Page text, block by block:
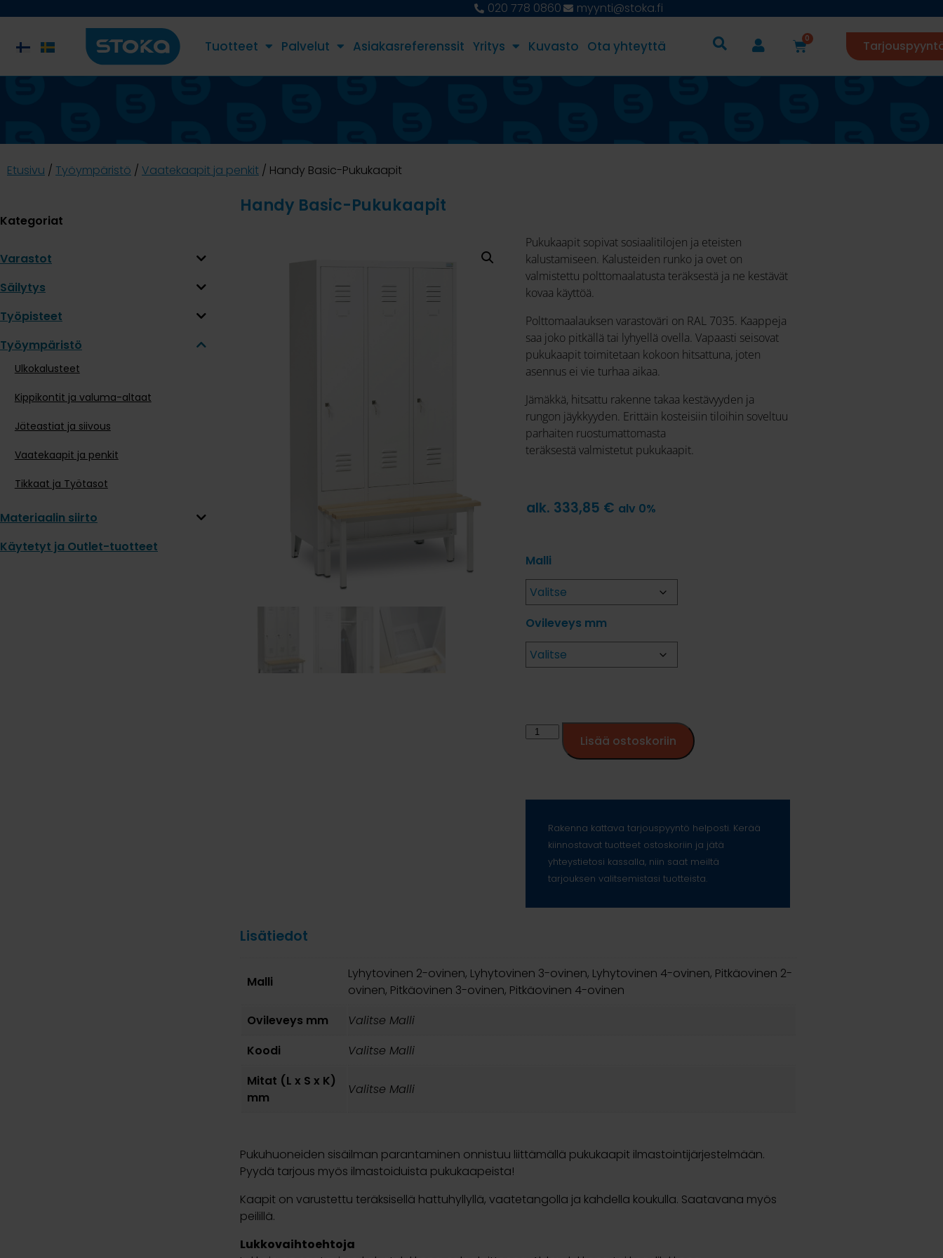
020 778 0860 myynti@stoka.fi
Tuotteet Palvelut Asiakasreferenssit Yritys Kuvasto Ota yhteyttä 0
Etusivu / Työympäristö / Vaatekaapit ja penkit / Handy Basic-Pukukaapit
Kategoriat
Varastot
Säilytys
Työpisteet
Työympäristö
Ulkokalusteet
Kippikontit ja valuma-altaat
Jäteastiat ja siivous
Vaatekaapit ja penkit
Tikkaat ja Työtasot
Materiaalin siirto
Käytetyt ja Outlet-tuotteet
Handy Basic-Pukukaapit
Pukukaapit sopivat sosiaalitilojen ja eteisten
kalustamiseen. Kalusteiden runko ja ovet on
valmistettu polttomaalatusta teräksestä ja ne kestävät
kovaa käyttöä.
Polttomaalauksen varastoväri on RAL 7035. Kaappeja
saa joko pitkällä tai lyhyellä ovella. Vapaasti seisovat
pukukaapit toimitetaan kokoon hitsattuna, joten
asennus ei vie turhaa aikaa.
Jämäkkä, hitsattu rakenne takaa kestävyyden ja
rungon jäykkyyden. Erittäin kosteisiin tiloihin soveltuu
parhaiten ruostumattomasta
teräksestä valmistetut pukukaapit.
alk. 333,85 € alv 0%
Malli
Ovileveys mm
Lisää ostoskoriin
Rakenna kattava tarjouspyyntö helposti. Kerää
kiinnostavat tuotteet ostoskoriin ja jätä
yhteystietosi kassalla, niin saat meiltä
tarjouksen valitsemistasi tuotteista.
Lisätiedot
Malli
Lyhytovinen 2-ovinen, Lyhytovinen 3-ovinen, Lyhytovinen 4-ovinen, Pitkäovinen 2-
ovinen, Pitkäovinen 3-ovinen, Pitkäovinen 4-ovinen
Ovileveys mm
Valitse Malli
Koodi
Valitse Malli
Mitat (L x S x K)
mm
Valitse Malli
Pukuhuoneiden sisäilman parantaminen onnistuu liittämällä pukukaapit ilmastointijärjestelmään.
Pyydä tarjous myös ilmastoiduista pukukaapeista!
Kaapit on varustettu teräksisellä hattuhyllyllä, vaatetangolla ja kahdella koukulla. Saatavana myös
peilillä.
Lukkovaihtoehtoja